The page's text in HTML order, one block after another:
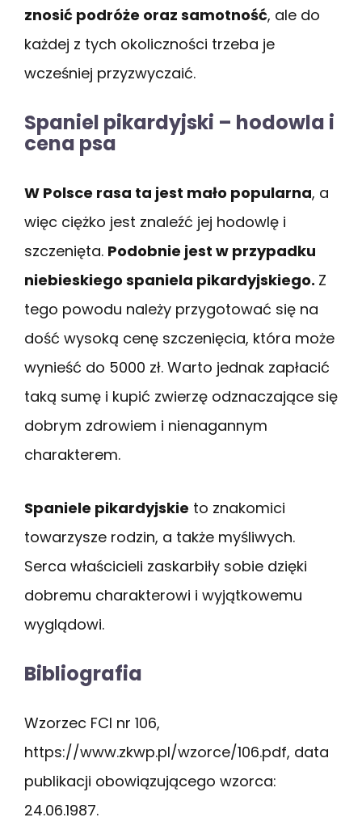
znosić podróże oraz samotność, ale do
każdej z tych okoliczności trzeba je
wcześniej przyzwyczaić.
Spaniel pikardyjski – hodowla i
cena psa
W Polsce rasa ta jest mało popularna, a
więc ciężko jest znaleźć jej hodowlę i
szczenięta. Podobnie jest w przypadku
niebieskiego spaniela pikardyjskiego. Z
tego powodu należy przygotować się na
dość wysoką cenę szczenięcia, która może
wynieść do 5000 zł. Warto jednak zapłacić
taką sumę i kupić zwierzę odznaczające się
dobrym zdrowiem i nienagannym
charakterem.
Spaniele pikardyjskie to znakomici
towarzysze rodzin, a także myśliwych.
Serca właścicieli zaskarbiły sobie dzięki
dobremu charakterowi i wyjątkowemu
wyglądowi.
Bibliografia
Wzorzec FCI nr 106,
https://www.zkwp.pl/wzorce/106.pdf, data
publikacji obowiązującego wzorca:
24.06.1987.